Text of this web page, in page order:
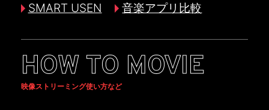
SMART USEN
音楽アプリ比較
HOW TO MOVIE
映像ストリーミング使い方など